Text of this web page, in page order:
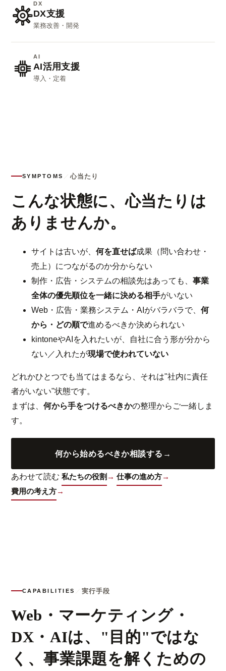
DX
DX支援
業務改善・開発
AI
AI活用支援
導入・定着
SYMPTOMS ／心当たり
こんな状態に、心当たりは
ありませんか。
サイトは古いが、 何を直せば成果（問い合わせ・
売上）につながるのか分からない
制作・広告・システムの相談先はあっても、 事業
全体の優先順位を一緒に決める相手がいない
Web・広告・業務システム・AIがバラバラで、 何
から・どの順で進めるべきか決められない
kintoneやAIを入れたいが、自社に合う形が分から
ない／入れたが現場で使われていない
どれかひとつでも当てはまるなら、それは"社内に責任
者がいない"状態です。
まずは、 何から手をつけるべきかの整理からご一緒しま
す。
何から始めるべきか相談する →
あわせて読む 私たちの役割 → 仕事の進め方→
費用の考え方→
CAPABILITIES ／実行手段
Web・マーケティング・
DX・AIは、"目的"ではな
く、事業課題を解くための